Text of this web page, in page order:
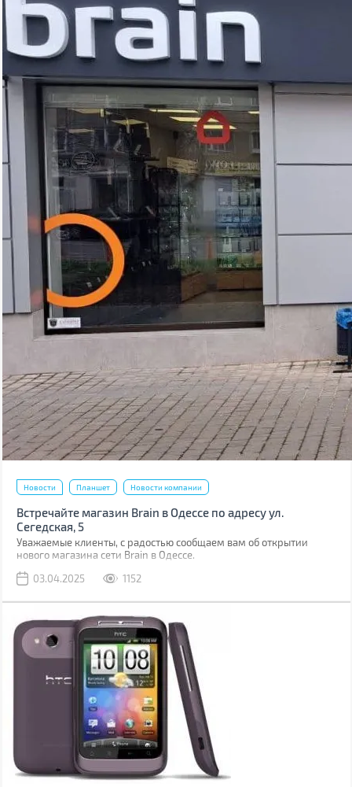
Новости Планшет Новости компании
Встречайте магазин Brain в Одессе по адресу ул.
Сегедская, 5
Уважаемые клиенты, с радостью сообщаем вам об открытии
нового магазина сети Brain в Одессе.
03.04.2025
1152